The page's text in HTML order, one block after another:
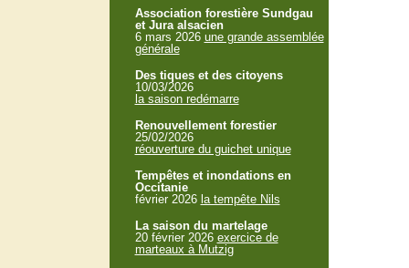
Association forestière Sundgau
et Jura alsacien
6 mars 2026 une grande assemblée
générale
Des tiques et des citoyens
10/03/2026
la saison redémarre
Renouvellement forestier
25/02/2026
réouverture du guichet unique
Tempêtes et inondations en
Occitanie
février 2026 la tempête Nils
La saison du martelage
20 février 2026 exercice de
marteaux à Mutzig